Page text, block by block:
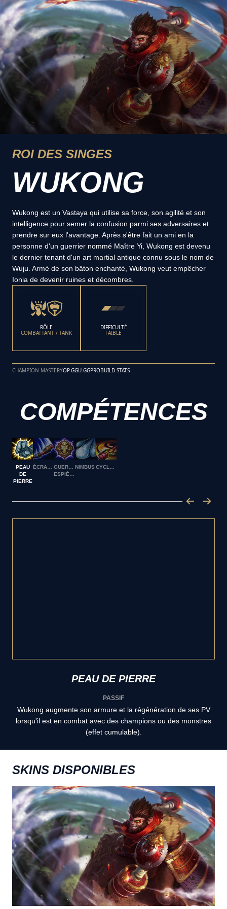
ROI DES SINGES
WUKONG
Wukong est un Vastaya qui utilise sa force, son agilité et son
intelligence pour semer la confusion parmi ses adversaires et
prendre sur eux l'avantage. Après s'être fait un ami en la
personne d'un guerrier nommé Maître Yi, Wukong est devenu
le dernier tenant d'un art martial antique connu sous le nom de
Wuju. Armé de son bâton enchanté, Wukong veut empêcher
Ionia de devenir ruines et décombres.
RÔLE
COMBATTANT / TANK
DIFFICULTÉ
FAIBLE
CHAMPION MASTERYOP.GGU.GGPROBUILD STATS
COMPÉTENCES
PEAU
DE
PIERRE
GUERRIERNIMBUS
PEAU DE PIERRE
PASSIF
Wukong augmente son armure et la régénération de ses PV
lorsqu'il est en combat avec des champions ou des monstres
(effet cumulable).
SKINS DISPONIBLES